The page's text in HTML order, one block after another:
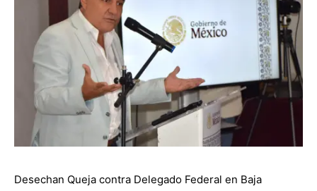
Desechan Queja contra Delegado Federal en Baja